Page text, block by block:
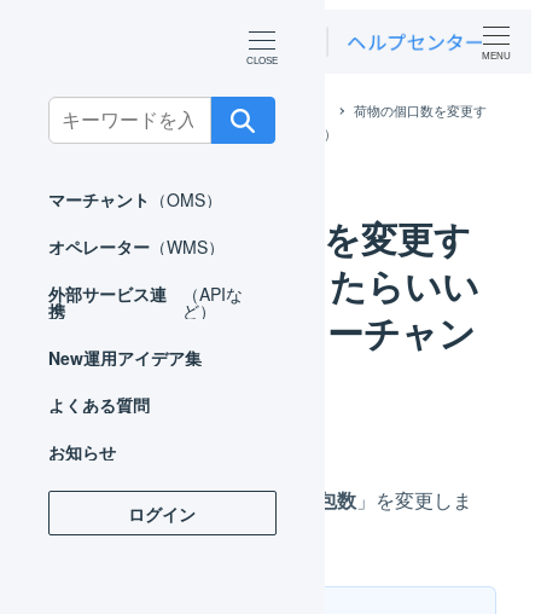
Search
for:
マーチャント （OMS）
オペレーター （WMS）
外部サービス連
携
（APIな
ど）
New運用アイデア集
よくある質問
お知らせ
ログイン
MENU
ホーム よくある質問 マーチャント
荷物の個口数を変更す
るにはどうしたらいいですか。（マーチャント）
荷物の個口数を変更す
るにはどうしたらいい
ですか。（マーチャン
ト）
出荷伝票を編集し、「 梱包数」を変更しま
す。